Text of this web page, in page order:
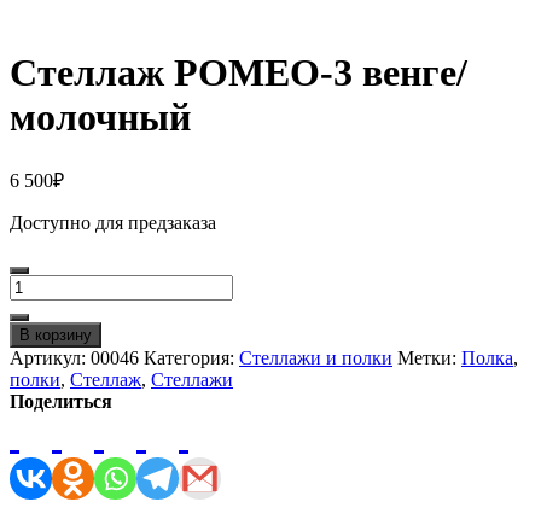
Стеллаж РОМЕО-3 венге/
молочный
6 500₽
Доступно для предзаказа
Количество
товара
Стеллаж
РОМЕО-3
венге/
молочный
В корзину
Артикул: 00046 Категория: Стеллажи и полки Метки: Полка,
полки, Стеллаж, Стеллажи
Поделиться